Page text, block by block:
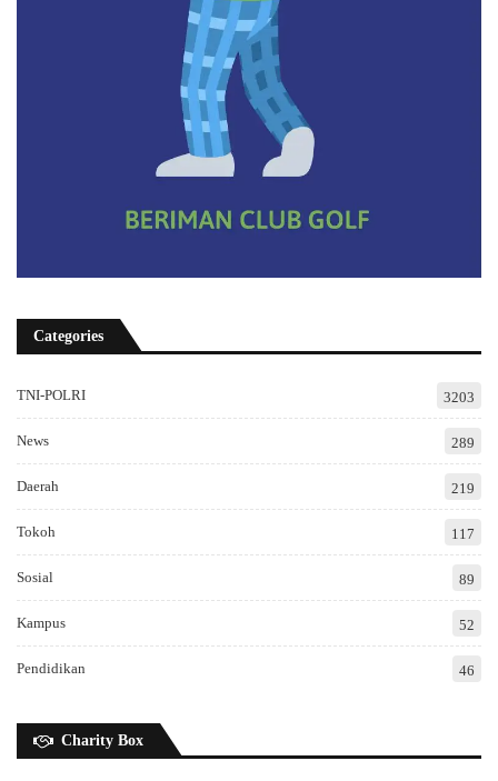
Categories
TNI-POLRI 3203
News 289
Daerah 219
Tokoh 117
Sosial 89
Kampus 52
Pendidikan 46
Charity Box